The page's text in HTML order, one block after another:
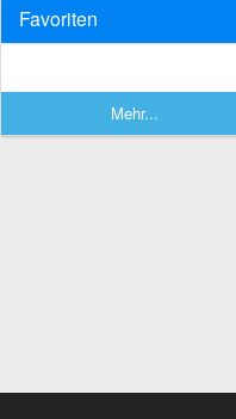
Favoriten
Mehr...